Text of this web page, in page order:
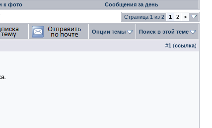
к фото Сообщения за день
Страница 1 из 2 1 2 >
Опции темы Поиск в этой теме
#1 (ссылка)